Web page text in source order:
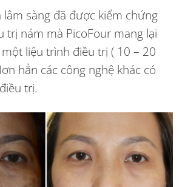
lâm sàng đã được kiểm chứng
trị nám mà PicoFour mang lại
liệu trình điều trị ( 10 – 20
hẳn các công nghệ khác có
trị.